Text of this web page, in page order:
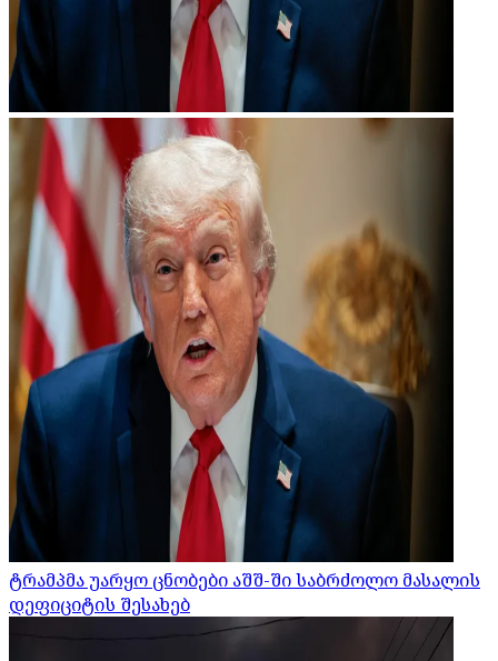
ტრამპმა უარყო ცნობები აშშ-ში საბრძოლო მასალის
დეფიციტის შესახებ